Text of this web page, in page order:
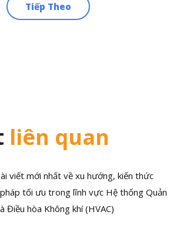
Tiếp Theo
liên quan
viết mới nhất về xu hướng, kiến thức
tối ưu trong lĩnh vực Hệ thống Quản
Điều hòa Không khí (HVAC)